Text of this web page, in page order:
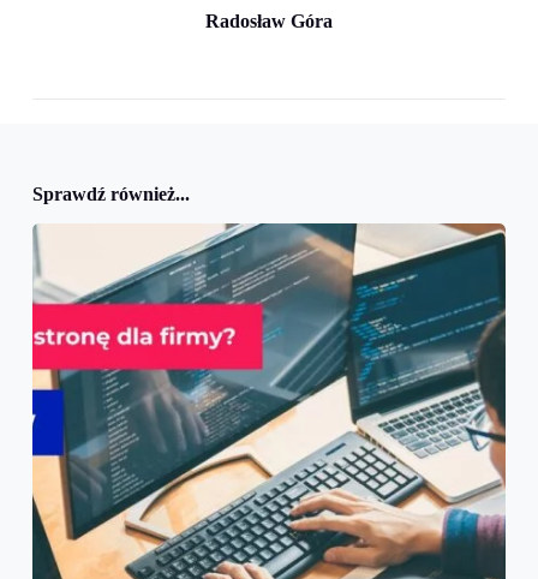
Radosław Góra
Sprawdź również...